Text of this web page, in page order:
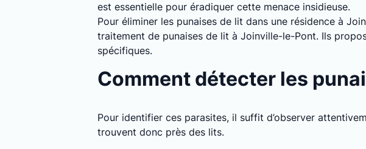
est essentielle pour éradiquer cette menace insidieuse.
Pour éliminer les punaises de lit dans une résidence à
traitement de punaises de lit à Joinville-le-Pont. Ils
spécifiques.
Comment détecter les
Pour identifier ces parasites, il suffit d’observer
trouvent donc près des lits.